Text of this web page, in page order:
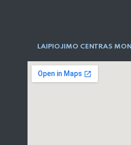
LAIPIOJIMO CENTRAS